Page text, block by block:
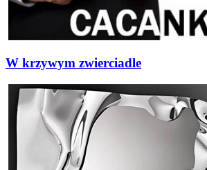
W krzywym zwierciadle